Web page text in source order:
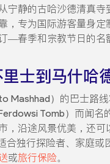
宁静的古哈沙德清真
，专为国际游客量身
—春季和宗教节日的名
士到马什哈
Mashhad）的巴士路
Tomb）而闻
，沿途风景优美，还
合独行探险者、家庭或
或旅行保险。